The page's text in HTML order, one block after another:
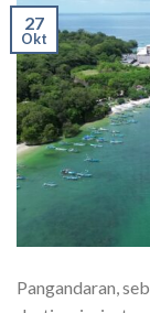
27
Okt
Pangandaran,